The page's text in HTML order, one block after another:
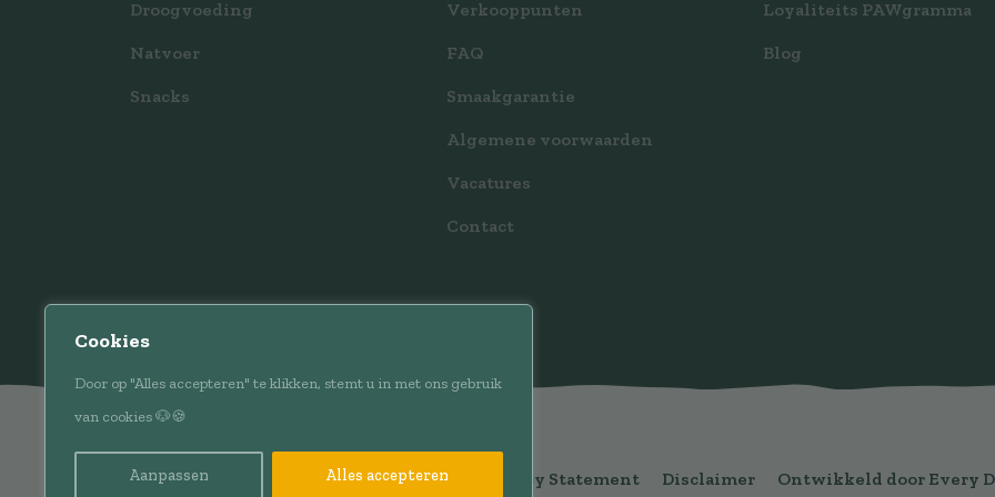
Cookies
Door op "Alles accepteren" te klikken, stemt u in met ons gebruik
van cookies 🐶🍪
Aanpassen Alles accepteren
Droogvoeding
Natvoer
Snacks
Verkooppunten
FAQ
Smaakgarantie
Algemene voorwaarden
Vacatures
Contact
Loyaliteits PAWgramma
Blog
Privacy Statement Disclaimer Ontwikkeld door Every